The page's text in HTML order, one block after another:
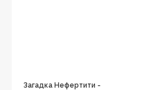
Загадка Нефертити -